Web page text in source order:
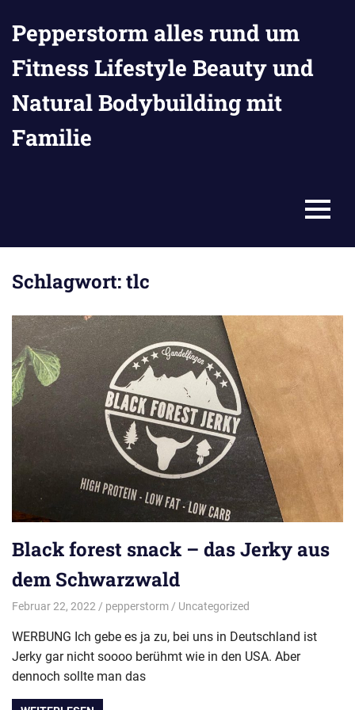
Inhalt
springen
Pepperstorm alles rund um
Fitness Lifestyle Beauty und
Natural Bodybuilding mit
Familie
MENU
Schlagwort:tlc
Black forest snack – das Jerky aus
dem Schwarzwald
Februar 22, 2022 pepperstorm Uncategorized
WERBUNG Ich gebe es ja zu, bei uns in Deutschland ist
Jerky gar nicht soooo berühmt wie in den USA. Aber
dennoch sollte man das